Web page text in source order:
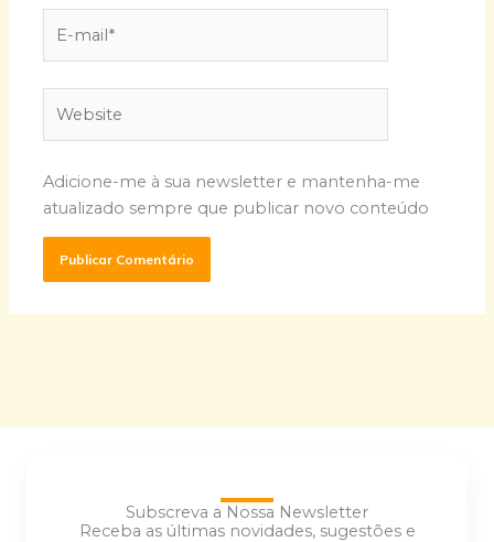
mail*
Adicione-me à sua newsletter e mantenha-me
atualizado sempre que publicar novo conteúdo
Subscreva a Nossa Newsletter
Receba as últimas novidades, sugestões e